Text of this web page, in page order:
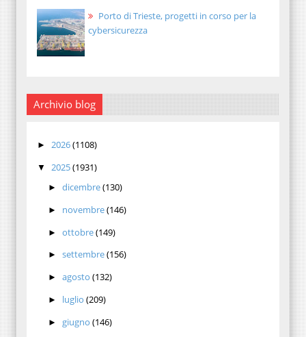
Porto di Trieste, progetti in corso per la
cybersicurezza
Archivio blog
► 2026(1108)
▼ 2025(1931)
► dicembre(130)
► novembre(146)
► ottobre(149)
► settembre(156)
► agosto (132)
► luglio (209)
► giugno (146)